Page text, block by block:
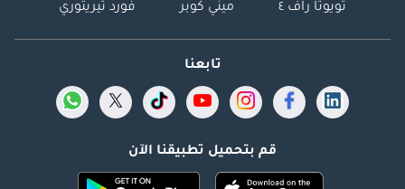
تويوتا راف ٤ ميني كوبر فورد تيريتوري
تابعنا
قم بتحميل تطبيقنا الآن